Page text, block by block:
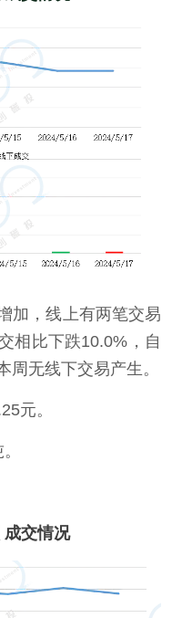
加，线上有两笔交易
相比下跌10.0%，自
周无线下交易产生。
元。
交情况